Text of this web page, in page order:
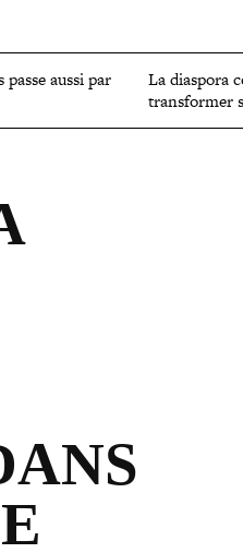
passe aussi par
La diaspora
trans­for­mer